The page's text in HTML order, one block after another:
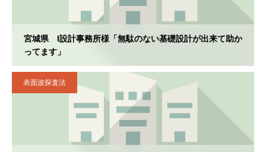
宮城県 I設計事務所様「無駄のない基礎設計が出来て助か
ってます」
表面波探査法